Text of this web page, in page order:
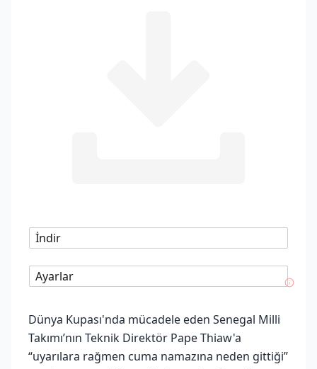
İndir
Ayarlar
Dünya Kupası'nda mücadele eden Senegal Milli
Takımı’nın Teknik Direktör Pape Thiaw'a
“uyarılara rağmen cuma namazına neden gittiği”